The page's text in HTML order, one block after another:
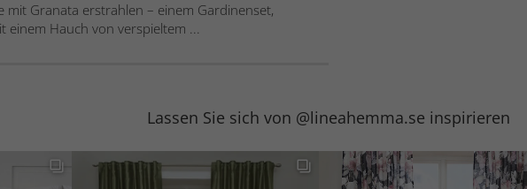
mit Granata erstrahlen – einem Gardinenset,
einem Hauch von verspieltem ...
Lassen Sie sich von @lineahemma.se inspirieren